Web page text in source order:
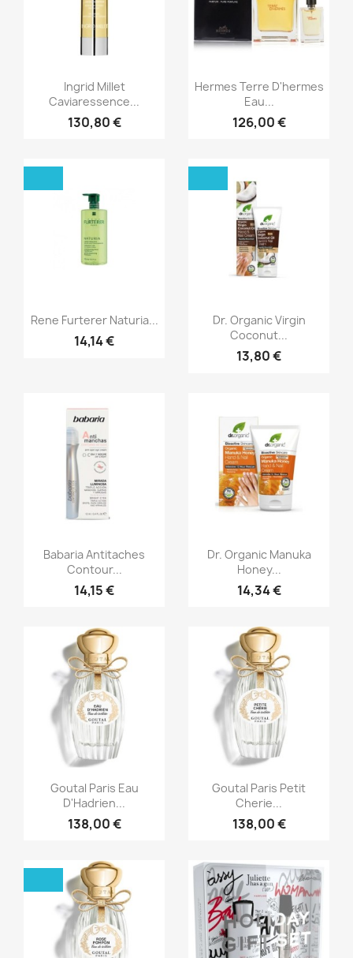
Aperçu rapide
Ingrid Millet
Caviaressence...
130,80 €
Aperçu rapide
Hermes Terre D'hermes
Eau...
126,00 €
 Aperçu rapide
Rene Furterer Naturia...
14,14 €
Aperçu rapide
Dr. Organic Virgin
Coconut...
13,80 €
Aperçu rapide
Babaria Antitaches
Contour...
14,15 €
 Aperçu rapide
Dr. Organic Manuka
Honey...
14,34 €
Aperçu rapide
Goutal Paris Eau
D'Hadrien...
138,00 €
Aperçu rapide
Goutal Paris Petit
Cherie...
138,00 €